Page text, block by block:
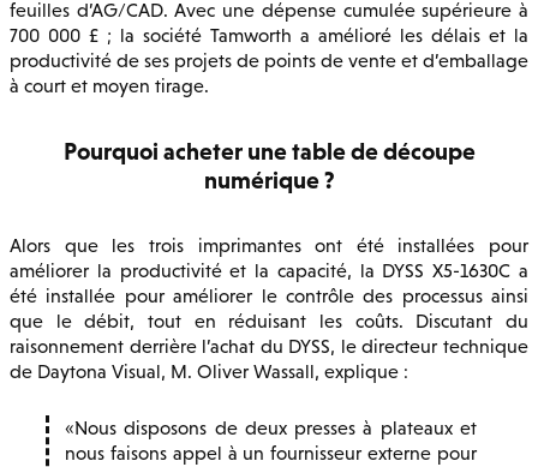
feuilles d’AG/CAD. Avec une dépense cumulée supérieure à
700 000 £ ; la société Tamworth a amélioré les délais et la
productivité de ses projets de points de vente et d’emballage
à court et moyen tirage.
Pourquoi acheter une table de découpe
numérique ?
Alors que les trois imprimantes ont été installées pour
améliorer la productivité et la capacité, la DYSS X5-1630C a
été installée pour améliorer le contrôle des processus ainsi
que le débit, tout en réduisant les coûts. Discutant du
raisonnement derrière l’achat du DYSS, le directeur technique
de Daytona Visual, M. Oliver Wassall, explique :
Nous disposons de deux presses à plateaux et
nous faisons appel à un fournisseur externe pour